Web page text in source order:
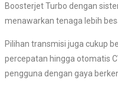
Boosterjet Turbo dengan
menawarkan tenaga lebih
Pilihan transmisi juga cukup
percepatan hingga otomatis
pengguna dengan gaya